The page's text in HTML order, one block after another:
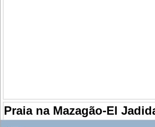
Praia na Mazagão-El